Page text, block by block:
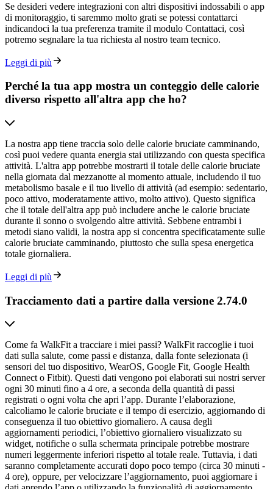
Se desideri vedere integrazioni con altri dispositivi indossabili o app
di monitoraggio, ti saremmo molto grati se potessi contattarci
indicandoci la tua preferenza tramite il modulo Contattaci, così
potremo segnalare la tua richiesta al nostro team tecnico.
Leggi di più
Perché la tua app mostra un conteggio delle calorie
diverso rispetto all'altra app che ho?
La nostra app tiene traccia solo delle calorie bruciate camminando,
così puoi vedere quanta energia stai utilizzando con questa specifica
attività. L'altra app potrebbe mostrarti il totale delle calorie bruciate
nella giornata dal mezzanotte al momento attuale, includendo il tuo
metabolismo basale e il tuo livello di attività (ad esempio: sedentario,
poco attivo, moderatamente attivo, molto attivo). Questo significa
che il totale dell'altra app può includere anche le calorie bruciate
durante il sonno o svolgendo altre attività. Sebbene entrambi i
metodi siano validi, la nostra app si concentra specificatamente sulle
calorie bruciate camminando, piuttosto che sulla spesa energetica
totale giornaliera.
Leggi di più
Tracciamento dati a partire dalla versione 2.74.0
Come fa WalkFit a tracciare i miei passi? WalkFit raccoglie i tuoi
dati sulla salute, come passi e distanza, dalla fonte selezionata (i
sensori del tuo dispositivo, WearOS, Google Fit, Google Health
Connect o Fitbit). Questi dati vengono poi elaborati sui nostri server
ogni 30 minuti fino a 4 ore, a seconda della quantità di passi
registrati o ogni volta che apri l’app. Durante l’elaborazione,
calcoliamo le calorie bruciate e il tempo di esercizio, aggiornando di
conseguenza il tuo obiettivo giornaliero. A causa degli
aggiornamenti periodici, l’obiettivo giornaliero visualizzato su
widget, notifiche o sulla schermata principale potrebbe mostrare
numeri leggermente inferiori rispetto al totale reale. Tuttavia, i dati
saranno completamente accurati dopo poco tempo (circa 30 minuti -
4 ore), oppure, per velocizzare l’aggiornamento, puoi aggiornare i